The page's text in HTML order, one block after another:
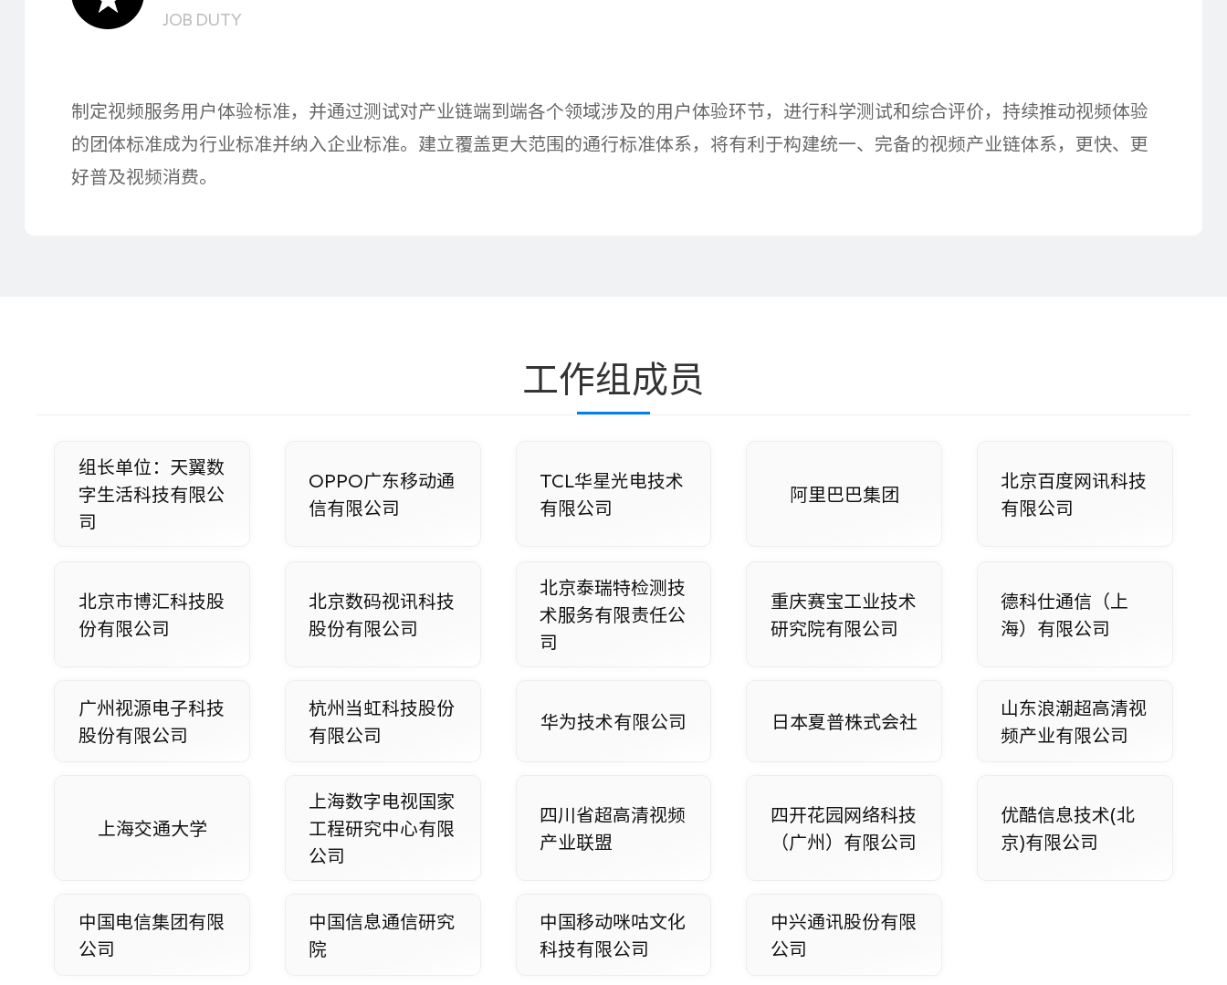
JOB DUTY
制定视频服务用户体验标准，并通过测试对产业链端到端各个领域涉及的用户体验环节，进行科学测试和综合评价，持续推动视频体验
的团体标准成为行业标准并纳入企业标准。建立覆盖更大范围的通行标准体系，将有利于构建统一、完备的视频产业链体系，更快、更
好普及视频消费。
工作组成员
组长单位：天翼数
字生活科技有限公
司
OPPO广东移动通
信有限公司
TCL华星光电技术
有限公司
阿里巴巴集团
北京百度网讯科技
有限公司
北京市博汇科技股
份有限公司
北京数码视讯科技
股份有限公司
北京泰瑞特检测技
术服务有限责任公
司
重庆赛宝工业技术
研究院有限公司
德科仕通信（上
海）有限公司
广州视源电子科技
股份有限公司
杭州当虹科技股份
有限公司
华为技术有限公司 日本夏普株式会社
山东浪潮超高清视
频产业有限公司
上海交通大学
上海数字电视国家
工程研究中心有限
公司
四川省超高清视频
产业联盟
四开花园网络科技
（广州）有限公司
优酷信息技术(北
京)有限公司
中国电信集团有限
公司
中国信息通信研究
院
中国移动咪咕文化
科技有限公司
中兴通讯股份有限
公司